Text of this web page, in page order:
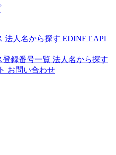
法人名から探す EDINET API
登録番号一覧 法人名から探す
お問い合わせ